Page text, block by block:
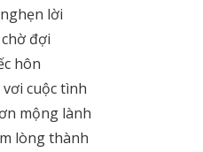
lời
đợi
hôn
cuộc tình
mộng lành
lòng thành